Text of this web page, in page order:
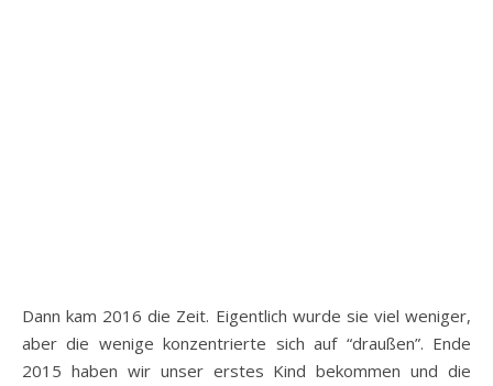
Dann kam 2016 die Zeit. Eigentlich wurde sie viel weniger,
aber die wenige konzentrierte sich auf “draußen”. Ende
2015 haben wir unser erstes Kind bekommen und die